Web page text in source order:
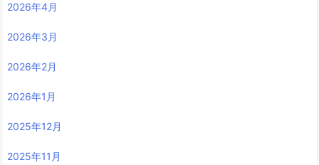
2026年4月
2026年3月
2026年2月
2026年1月
2025年12月
2025年11月